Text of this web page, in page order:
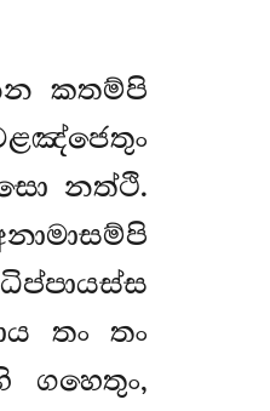
කතම්පි
නත්ථි.
තං තං
ගහෙතුං,